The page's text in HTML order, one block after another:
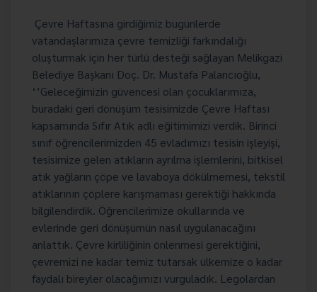
Çevre Haftasına girdiğimiz bugünlerde
vatandaşlarımıza çevre temizliği farkındalığı
oluşturmak için her türlü desteği sağlayan Melikgazi
Belediye Başkanı Doç. Dr. Mustafa Palancıoğlu,
‘’Geleceğimizin güvencesi olan çocuklarımıza,
buradaki geri dönüşüm tesisimizde Çevre Haftası
kapsamında Sıfır Atık adlı eğitimimizi verdik. Birinci
sınıf öğrencilerimizden 45 evladımızı tesisin işleyişi,
tesisimize gelen atıkların ayrılma işlemlerini, bitkisel
atık yağların çöpe ve lavaboya dökülmemesi, tekstil
atıklarının çöplere karışmaması gerektiği hakkında
bilgilendirdik. Öğrencilerimize okullarında ve
evlerinde geri dönüşümün nasıl uygulanacağını
anlattık. Çevre kirliliğinin önlenmesi gerektiğini,
çevremizi ne kadar temiz tutarsak ülkemize o kadar
faydalı bireyler olacağımızı vurguladık. Legolardan